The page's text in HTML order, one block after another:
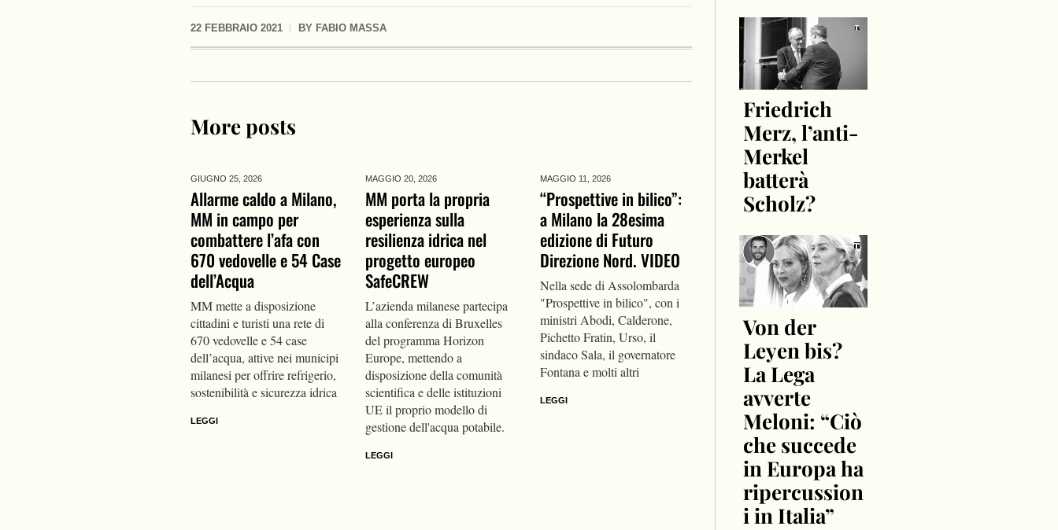
22 FEBBRAIO 2021 BY FABIO MASSA
More posts
GIUGNO 25, 2026
Allarme caldo a Milano,
MM in campo per
combattere l’afa con
670 vedovelle e 54 Case
dell’Acqua
MM mette a disposizione
cittadini e turisti una rete di
670 vedovelle e 54 case
dell’acqua, attive nei municipi
milanesi per offrire refrigerio,
sostenibilità e sicurezza idrica
LEGGI
MAGGIO 20, 2026
MM porta la propria
esperienza sulla
resilienza idrica nel
progetto europeo
SafeCREW
L’azienda milanese partecipa
alla conferenza di Bruxelles
del programma Horizon
Europe, mettendo a
disposizione della comunità
scientifica e delle istituzioni
UE il proprio modello di
gestione dell'acqua potabile.
LEGGI
MAGGIO 11, 2026
“Prospettive in bilico”:
a Milano la 28esima
edizione di Futuro
Direzione Nord. VIDEO
Nella sede di Assolombarda
"Prospettive in bilico", con i
ministri Abodi, Calderone,
Pichetto Fratin, Urso, il
sindaco Sala, il governatore
Fontana e molti altri
LEGGI
Friedrich
Merz, l’anti-
Merkel
batterà
Scholz?
Von der
Leyen bis?
La Lega
avverte
Meloni: “Ciò
che succede
in Europa ha
ripercussion
i in Italia”